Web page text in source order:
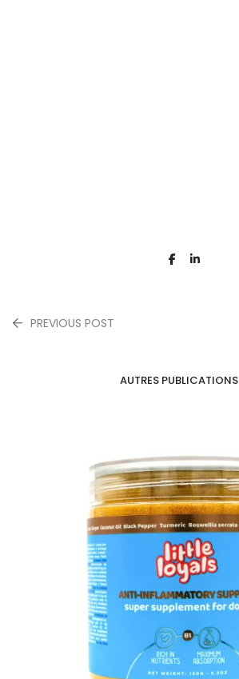
PREVIOUS POST
AUTRES PUBLICATIONS